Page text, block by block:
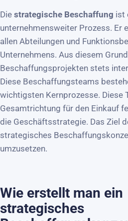
Die strategische Beschaffung ist
unternehmensweiter Prozess. Er
allen Abteilungen und
Unternehmens. Aus diesem
Beschaffungsprojekten stets
Diese Beschaffungsteams
wichtigsten Kernprozesse. Diese
Gesamtrichtung für den Einkauf
die Geschäftsstrategie. Das Ziel
strategisches
umzusetzen.
Wie erstellt man ein
strategisches